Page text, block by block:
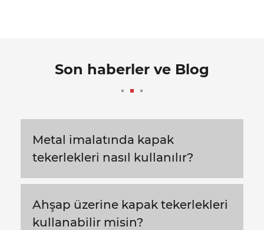
Son haberler ve Blog
Metal imalatında kapak
tekerlekleri nasıl kullanılır?
Ahşap üzerine kapak tekerlekleri
kullanabilir misin?